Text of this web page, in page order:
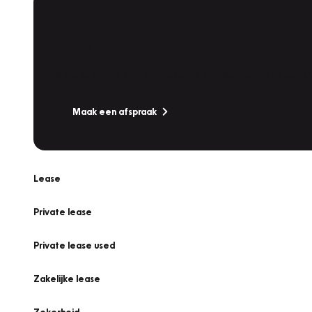
Maak een afspraak
Lease
Private lease
Private lease used
Zakelijke lease